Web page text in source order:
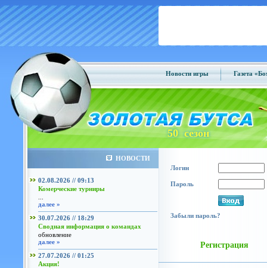
Новости игры Газета
50 сезон
НОВОСТИ
02.08.2026 // 09:13
Комерческие турниры
далее »
30.07.2026 // 18:29
Сводная информация о командах
обновление
далее »
27.07.2026 // 01:25
Акция!
Логин
Пароль
Забыли пароль?
Регистрация